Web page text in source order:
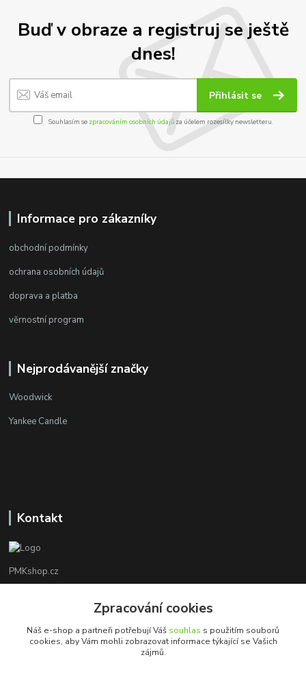
Buď v obraze a registruj se ještě
dnes!
Přihlásit se
Souhlasím se zpracováním osobních údajůza účelem rozesílky newsletteru.
Informace pro zákazníky
obchodní podmínky
ochrana osobních údajů
doprava a platba
věrnostní program
Nejprodávanější značky
Woodwick
Yankee Candle
Kontakt
PMKshop.cz
+420 728 830 042
info@pmkshop.cz
Zpracování cookies
Náš e-shop a partneři potřebují Váš souhlas s použitím souborů
cookies, aby Vám mohli zobrazovat informace týkající se Vašich
zájmů.